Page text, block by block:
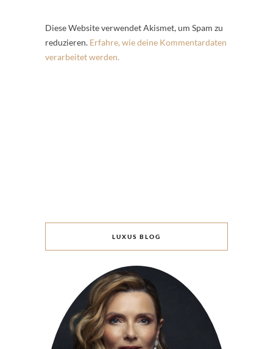
Diese Website verwendet Akismet, um Spam zu
reduzieren. Erfahre, wie deine Kommentardaten
verarbeitet werden.
LUXUS BLOG